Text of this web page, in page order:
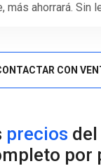
más ahorrará. Sin
CON
precios
por